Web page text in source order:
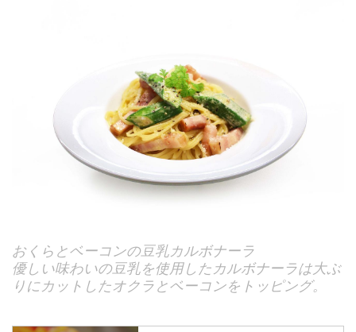
おくらとベーコンの豆乳カルボナーラ
優しい味わいの豆乳を使用したカルボナーラは大ぶ
りにカットしたオクラとベーコンをトッピング。